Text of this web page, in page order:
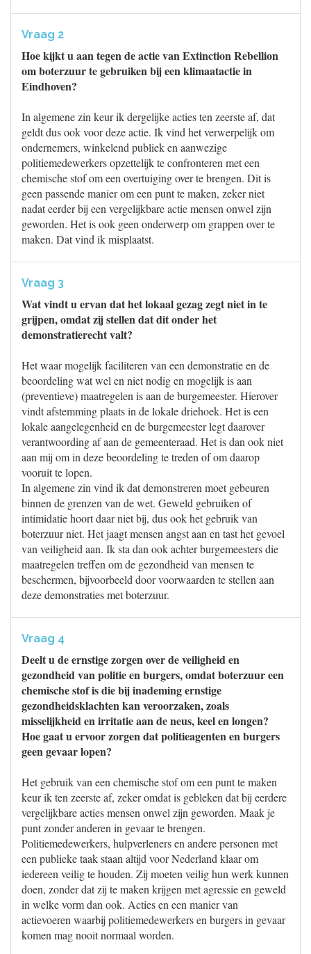
Vraag 2
Hoe kijkt u aan tegen de actie van Extinction Rebellion
om boterzuur te gebruiken bij een klimaatactie in
Eindhoven?
In algemene zin keur ik dergelijke acties ten zeerste af, dat
geldt dus ook voor deze actie. Ik vind het verwerpelijk om
ondernemers, winkelend publiek en aanwezige
politiemedewerkers opzettelijk te confronteren met een
chemische stof om een overtuiging over te brengen. Dit is
geen passende manier om een punt te maken, zeker niet
nadat eerder bij een vergelijkbare actie mensen onwel zijn
geworden. Het is ook geen onderwerp om grappen over te
maken. Dat vind ik misplaatst.
Vraag 3
Wat vindt u ervan dat het lokaal gezag zegt niet in te
grijpen, omdat zij stellen dat dit onder het
demonstratierecht valt?
Het waar mogelijk faciliteren van een demonstratie en de
beoordeling wat wel en niet nodig en mogelijk is aan
(preventieve) maatregelen is aan de burgemeester. Hierover
vindt afstemming plaats in de lokale driehoek. Het is een
lokale aangelegenheid en de burgemeester legt daarover
verantwoording af aan de gemeenteraad. Het is dan ook niet
aan mij om in deze beoordeling te treden of om daarop
vooruit te lopen.
In algemene zin vind ik dat demonstreren moet gebeuren
binnen de grenzen van de wet. Geweld gebruiken of
intimidatie hoort daar niet bij, dus ook het gebruik van
boterzuur niet. Het jaagt mensen angst aan en tast het gevoel
van veiligheid aan. Ik sta dan ook achter burgemeesters die
maatregelen treffen om de gezondheid van mensen te
beschermen, bijvoorbeeld door voorwaarden te stellen aan
deze demonstraties met boterzuur.
Vraag 4
Deelt u de ernstige zorgen over de veiligheid en
gezondheid van politie en burgers, omdat boterzuur een
chemische stof is die bij inademing ernstige
gezondheidsklachten kan veroorzaken, zoals
misselijkheid en irritatie aan de neus, keel en longen?
Hoe gaat u ervoor zorgen dat politieagenten en burgers
geen gevaar lopen?
Het gebruik van een chemische stof om een punt te maken
keur ik ten zeerste af, zeker omdat is gebleken dat bij eerdere
vergelijkbare acties mensen onwel zijn geworden. Maak je
punt zonder anderen in gevaar te brengen.
Politiemedewerkers, hulpverleners en andere personen met
een publieke taak staan altijd voor Nederland klaar om
iedereen veilig te houden. Zij moeten veilig hun werk kunnen
doen, zonder dat zij te maken krijgen met agressie en geweld
in welke vorm dan ook. Acties en een manier van
actievoeren waarbij politiemedewerkers en burgers in gevaar
komen mag nooit normaal worden.